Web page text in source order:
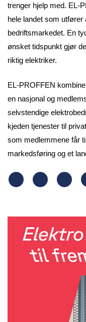
trenger hjelp med. EL-
hele landet som utfører
bedriftsmarkedet. En
ønsket tidspunkt gjør
riktig elektriker.
EL-PROFFEN
en nasjonal og
selvstendige
kjeden tjenester til
som medlemmene får
markedsføring og et